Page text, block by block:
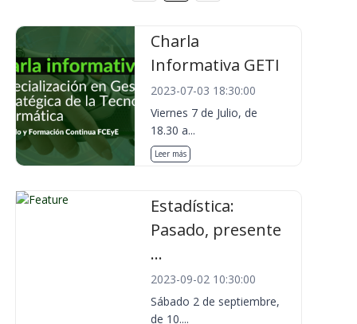
Charla
Informativa GETI
2023-07-03 18:30:00
Viernes 7 de Julio, de
18.30 a...
Leer más
Estadística:
Pasado, presente
...
2023-09-02 10:30:00
Sábado 2 de septiembre,
de 10....